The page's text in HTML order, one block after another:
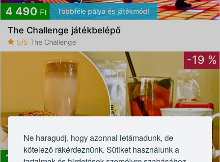
Ne haragudj, hogy azonnal letámadunk, de
kötelező rákérdeznünk. Sütiket használunk a
4 490 Ft Többféle pálya és játékmód!
The Challenge játékbelépő
5/5 The Challenge
-19 %
1 690Ft Vásárlóink kedvence